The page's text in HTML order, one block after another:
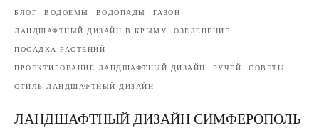
БЛОГ ВОДОЕМЫ ВОДОПАДЫ ГАЗОН
ЛАНДШАФТНЫЙ ДИЗАЙН В КРЫМУ ОЗЕЛЕНЕНИЕ
ПОСАДКА РАСТЕНИЙ
ПРОЕКТИРОВАНИЕ ЛАНДШАФТНЫЙ ДИЗАЙН РУЧЕЙ СОВЕТЫ
СТИЛЬ ЛАНДШАФТНЫЙ ДИЗАЙН
ЛАНДШАФТНЫЙ ДИЗАЙН СИМФЕРОПОЛЬ